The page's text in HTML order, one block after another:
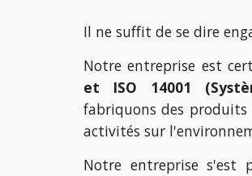
Il ne suffit de se dire
Notre entreprise est
et ISO 14001
fabriquons des
activités sur
Notre entreprise s'est